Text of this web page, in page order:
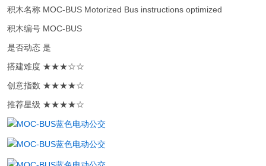
积木名称 MOC-BUS Motorized Bus instructions optimized
积木编号 MOC-BUS
是否动态 是
搭建难度 ★★★☆☆
创意指数 ★★★★☆
推荐星级 ★★★★☆